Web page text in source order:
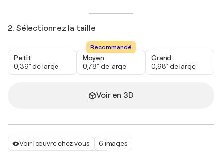
Voir l'œuvre chez vous
6 images
2. Sélectionnez la taille
Petit
0,39" de large
Recommandé
Moyen
0,78" de large
Grand
0,98" de large
Voir en 3D